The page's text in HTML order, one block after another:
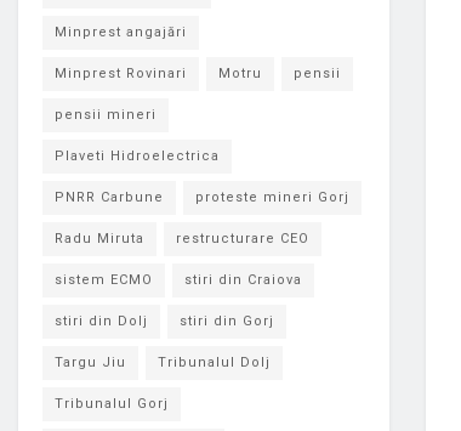
Minprest angajări
Minprest Rovinari Motru pensii
pensii mineri
Plaveti Hidroelectrica
PNRR Carbune proteste mineri Gorj
Radu Miruta restructurare CEO
sistem ECMO stiri din Craiova
stiri din Dolj stiri din Gorj
Targu Jiu Tribunalul Dolj
Tribunalul Gorj